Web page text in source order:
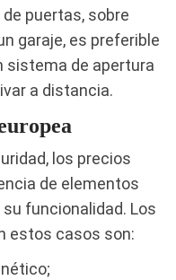
puertas, sobre
garaje, es preferible
sistema de apertura
a distancia.
los precios
de elementos
funcionalidad. Los
estos casos son: